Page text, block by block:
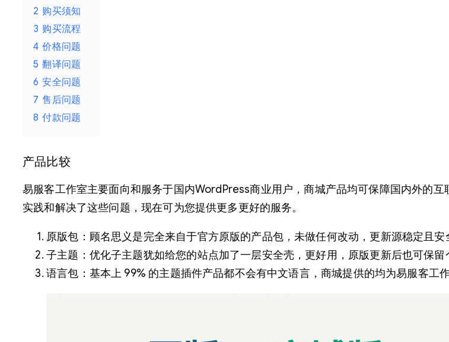
2 购买须知
3 购买流程
4 价格问题
5 翻译问题
6 安全问题
7 售后问题
8 付款问题
产品比较
易服客工作室主要面向和服务于国内WordPress商业用户，商城产品均可保障国内外的
实践和解决了这些问题，现在可为您提供更多更好的服务。
原版包：顾名思义是完全来自于官方原版的产品包，未做任何改动，更新源稳定且安
子主题：优化子主题犹如给您的站点加了一层安全壳，更好用，原版更新后也可保留
语言包：基本上 99% 的主题插件产品都不会有中文语言，商城提供的均为易服客工